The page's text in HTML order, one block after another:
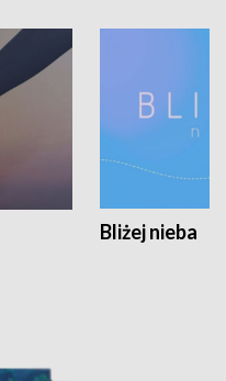
Bliżej nieba